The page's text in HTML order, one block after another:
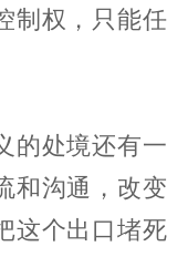
制权，只能任
的处境还有一
和沟通，改变
这个出口堵死